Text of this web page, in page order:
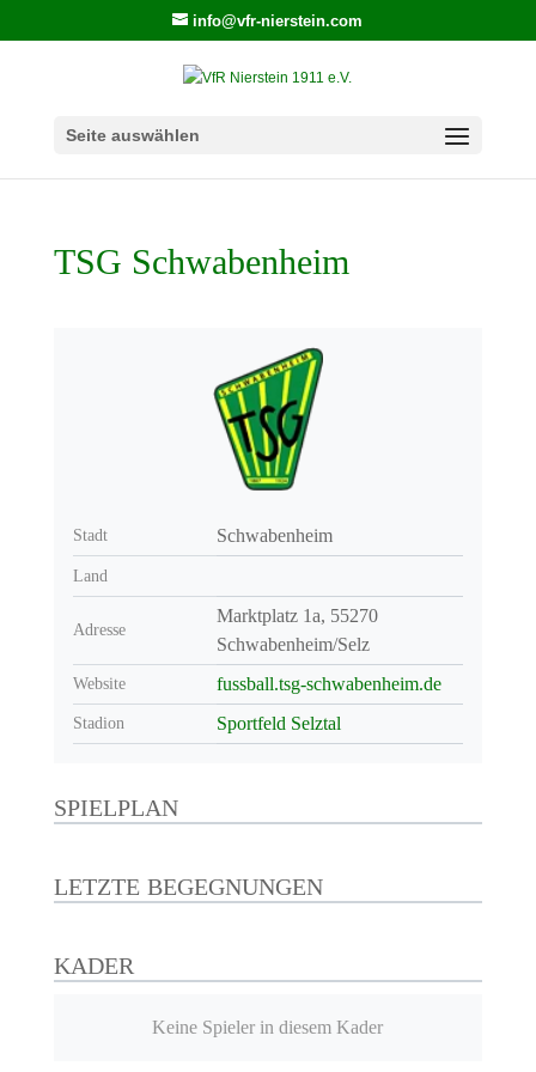
info@vfr-nierstein.com
Seite auswählen
TSG Schwabenheim
Stadt Schwabenheim
Land
Adresse
Marktplatz 1a, 55270
Schwabenheim/Selz
Website fussball.tsg-schwabenheim.de
Stadion Sportfeld Selztal
SPIELPLAN
LETZTE BEGEGNUNGEN
KADER
Keine Spieler in diesem Kader